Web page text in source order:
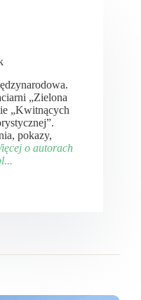
„Zielona
„Kwitnących
pokazy,
o autorach